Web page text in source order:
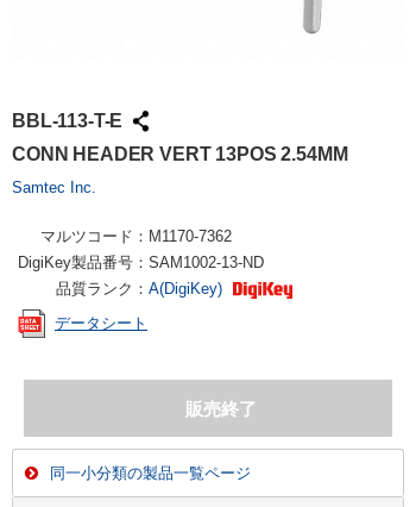
BBL-113-T-E
CONN HEADER VERT 13POS 2.54MM
Samtec Inc.
マルツコード： M1170-7362
DigiKey製品番号： SAM1002-13-ND
品質ランク： A(DigiKey)
データシート
同一小分類の製品一覧ページ